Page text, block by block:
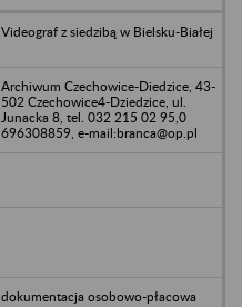
Videograf z siedzibą w Bielsku-Białej
Archiwum Czechowice-Diedzice, 43-
502 Czechowice4-Dziedzice, ul.
Junacka 8, tel. 032 215 02 95,0
696308859, e-mail:branca@op.pl
dokumentacja osobowo-płacowa